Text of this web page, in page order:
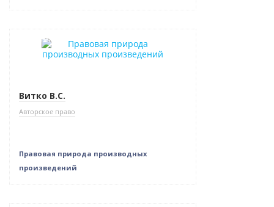
Новинка
Нет в наличии
Витко В.С.
Авторское право
Правовая природа производных
произведений